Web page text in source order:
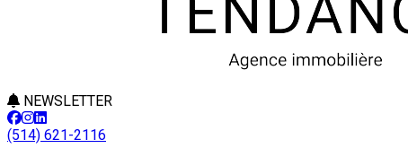
NEWSLETTER
(514) 621-2116